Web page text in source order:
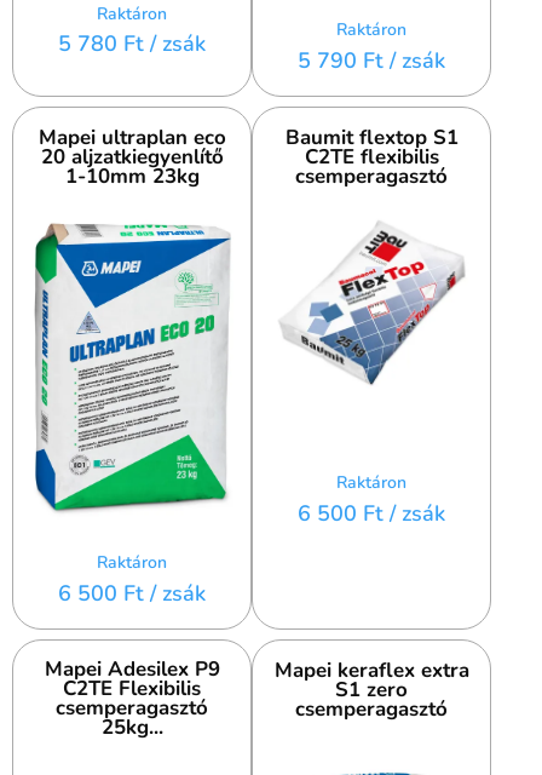
Raktáron
5 780 Ft / zsák Raktáron
5 790 Ft / zsák
Mapei ultraplan eco
20 aljzatkiegyenlítő
1-10mm 23kg
Raktáron
6 500 Ft / zsák
Baumit flextop S1
C2TE flexibilis
csemperagasztó
Raktáron
6 500 Ft / zsák
Mapei Adesilex P9
C2TE Flexibilis
csemperagasztó
25kg...
Mapei keraflex extra
S1 zero
csemperagasztó